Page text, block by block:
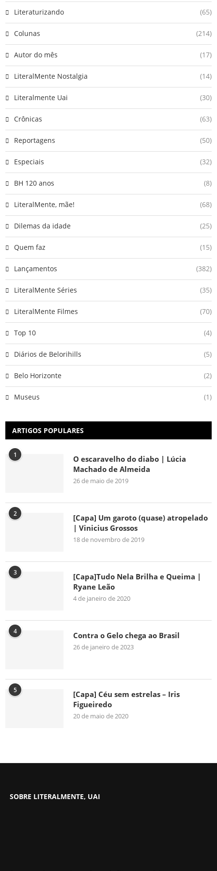
Literaturizando (65)
Colunas (214)
Autor do mês (17)
LiteralMente Nostalgia (14)
Literalmente Uai (30)
Crônicas (63)
Reportagens (50)
Especiais (32)
BH 120 anos (8)
LiteralMente, mãe! (68)
Dilemas da idade (25)
Quem faz (15)
Lançamentos (382)
LiteralMente Séries (35)
LiteralMente Filmes (70)
Top 10 (4)
Diários de Belorihills (5)
Belo Horizonte (2)
Museus (1)
ARTIGOS POPULARES
1
O escaravelho do diabo | Lúcia
Machado de Almeida
26 de maio de 2019
2
[Capa] Um garoto (quase) atropelado
| Vinicius Grossos
18 de novembro de 2019
3
[Capa]Tudo Nela Brilha e Queima |
Ryane Leão
4 de janeiro de 2020
4 Contra o Gelo chega ao Brasil
26 de janeiro de 2023
5
[Capa] Céu sem estrelas – Iris
Figueiredo
20 de maio de 2020
SOBRE LITERALMENTE, UAI